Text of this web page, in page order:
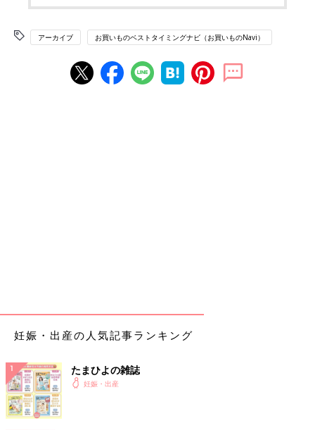
アーカイブ お買いものベストタイミングナビ（お買いものNavi）
妊娠・出産の人気記事ランキング
たまひよの雑誌
妊娠・出産